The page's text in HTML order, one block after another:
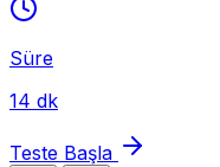
Süre
14 dk
Teste Başla